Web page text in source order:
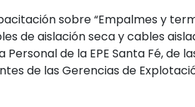
sobre “Empalmes y
de aislación seca y cables
de la EPE Santa Fé, de
de las Gerencias de